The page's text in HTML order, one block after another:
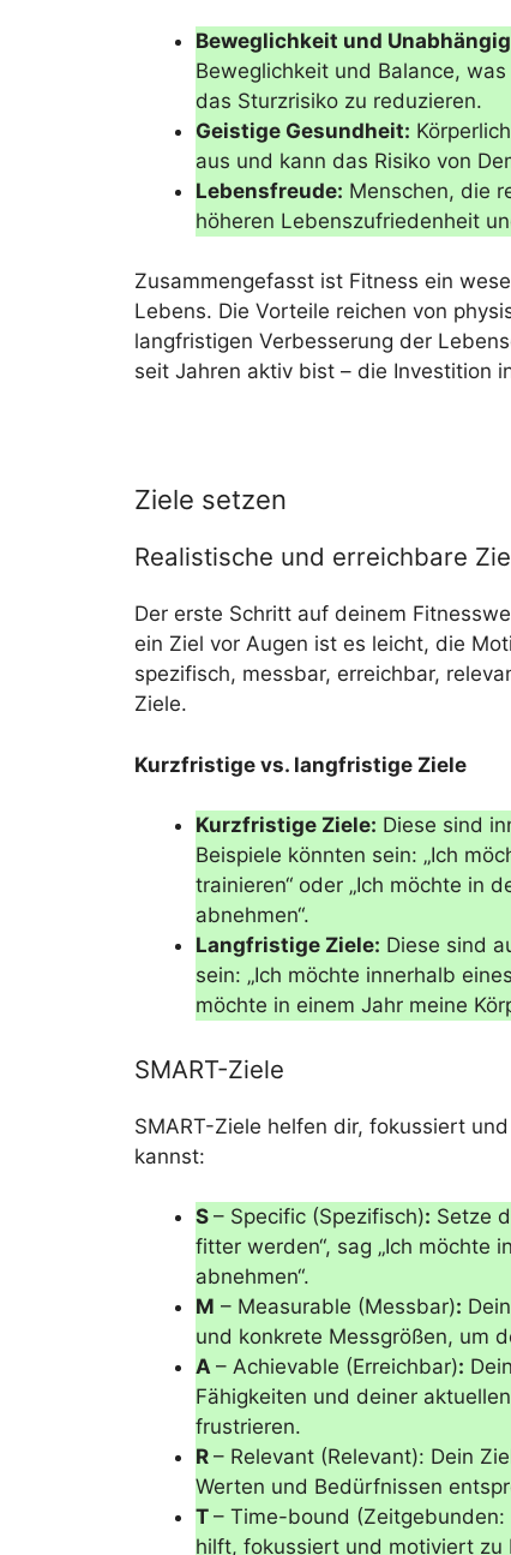
Beweglichkeit und
Beweglichkeit und Balance,
das Sturzrisiko zu reduzieren.
Geistige Gesundheit:
aus und kann das Risiko von
Lebensfreude: Menschen, die
höheren Lebenszufriedenheit
Zusammengefasst ist Fitness ein
Lebens. Die Vorteile reichen von
langfristigen Verbesserung der
seit Jahren aktiv bist – die Investition
Ziele setzen
Realistische und erreichbare
Der erste Schritt auf deinem
ein Ziel vor Augen ist es leicht, die
spezifisch, messbar, erreichbar,
Ziele.
Kurzfristige vs. langfristige Ziele
Kurzfristige Ziele: Diese sind
Beispiele könnten sein: „Ich
trainieren“ oder „Ich möchte in
abnehmen“.
Langfristige Ziele: Diese sind
sein: „Ich möchte innerhalb
möchte in einem Jahr meine
SMART-Ziele
SMART-Ziele helfen dir, fokussiert
kannst:
S – Specific (Spezifisch): Setze
fitter werden“, sag „Ich möchte
abnehmen“.
M – Measurable (Messbar):
und konkrete Messgrößen, um
A – Achievable (Erreichbar):
Fähigkeiten und deiner
frustrieren.
R – Relevant (Relevant): Dein
Werten und Bedürfnissen
T – Time-bound
hilft, fokussiert und motiviert zu